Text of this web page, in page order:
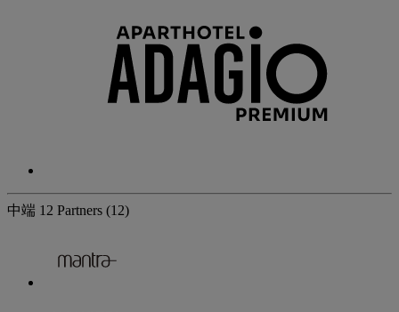
中端 12 Partners (12)